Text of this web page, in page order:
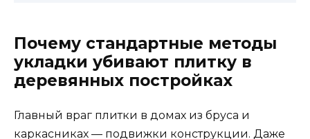
Почему стандартные методы
укладки убивают плитку в
деревянных постройках
Главный враг плитки в домах из бруса и
каркасниках — подвижки конструкции. Даже